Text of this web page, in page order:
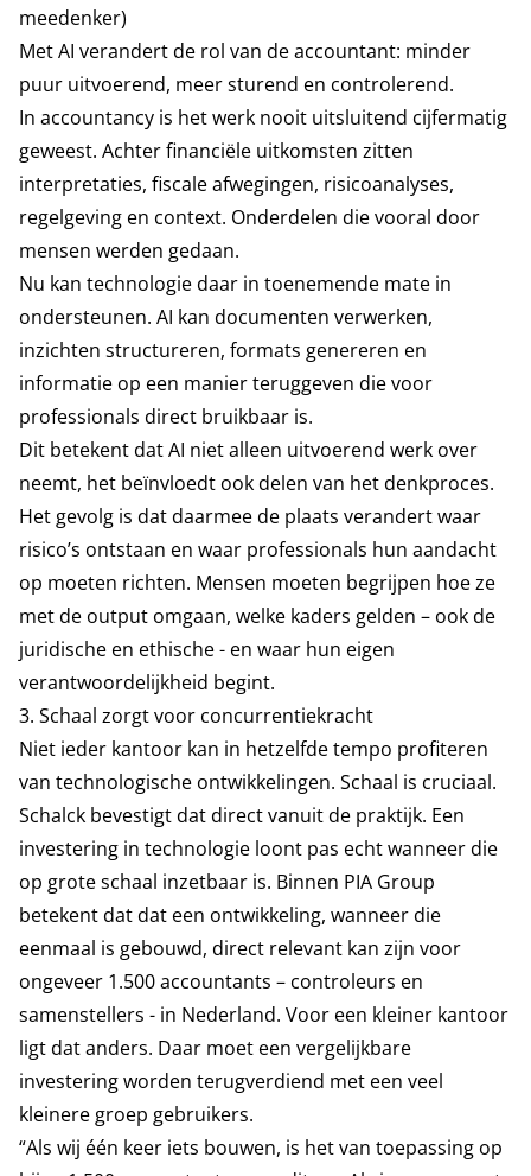
meedenker)
Met AI verandert de rol van de accountant: minder
puur uitvoerend, meer sturend en controlerend.
In accountancy is het werk nooit uitsluitend cijfermatig
geweest. Achter financiële uitkomsten zitten
interpretaties, fiscale afwegingen, risicoanalyses,
regelgeving en context. Onderdelen die vooral door
mensen werden gedaan.
Nu kan technologie daar in toenemende mate in
ondersteunen. AI kan documenten verwerken,
inzichten structureren, formats genereren en
informatie op een manier teruggeven die voor
professionals direct bruikbaar is.
Dit betekent dat AI niet alleen uitvoerend werk over
neemt, het beïnvloedt ook delen van het denkproces.
Het gevolg is dat daarmee de plaats verandert waar
risico’s ontstaan en waar professionals hun aandacht
op moeten richten. Mensen moeten begrijpen hoe ze
met de output omgaan, welke kaders gelden – ook de
juridische en ethische - en waar hun eigen
verantwoordelijkheid begint.
3. Schaal zorgt voor concurrentiekracht
Niet ieder kantoor kan in hetzelfde tempo profiteren
van technologische ontwikkelingen. Schaal is cruciaal.
Schalck bevestigt dat direct vanuit de praktijk. Een
investering in technologie loont pas echt wanneer die
op grote schaal inzetbaar is. Binnen PIA Group
betekent dat dat een ontwikkeling, wanneer die
eenmaal is gebouwd, direct relevant kan zijn voor
ongeveer 1.500 accountants – controleurs en
samenstellers - in Nederland. Voor een kleiner kantoor
ligt dat anders. Daar moet een vergelijkbare
investering worden terugverdiend met een veel
kleinere groep gebruikers.
“Als wij één keer iets bouwen, is het van toepassing op